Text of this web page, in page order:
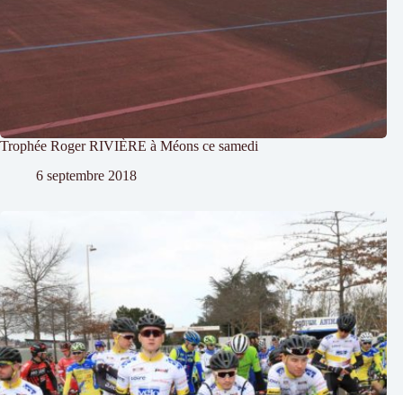
Trophée Roger RIVIÈRE à Méons ce samedi
6 septembre 2018